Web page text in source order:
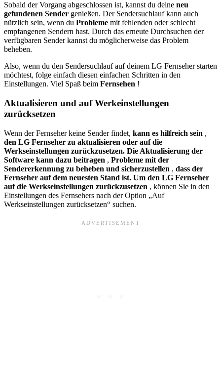
Sobald der Vorgang abgeschlossen ist, kannst du deine neu
gefundenen Sender genießen. Der Sendersuchlauf kann auch
nützlich sein, wenn du Probleme mit fehlenden oder schlecht
empfangenen Sendern hast. Durch das erneute Durchsuchen der
verfügbaren Sender kannst du möglicherweise das Problem
beheben.
Also, wenn du den Sendersuchlauf auf deinem LG Fernseher starten
möchtest, folge einfach diesen einfachen Schritten in den
Einstellungen. Viel Spaß beim Fernsehen !
Aktualisieren und auf Werkeinstellungen
zurücksetzen
Wenn der Fernseher keine Sender findet, kann es hilfreich sein ,
den LG Fernseher zu aktualisieren oder auf die
Werkseinstellungen zurückzusetzen. Die Aktualisierung der
Software kann dazu beitragen , Probleme mit der
Sendererkennung zu beheben und sicherzustellen , dass der
Fernseher auf dem neuesten Stand ist. Um den LG Fernseher
auf die Werkseinstellungen zurückzusetzen , können Sie in den
Einstellungen des Fernsehers nach der Option „Auf
Werkseinstellungen zurücksetzen“ suchen.